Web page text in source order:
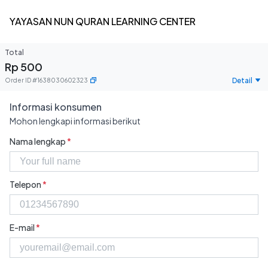
YAYASAN NUN QURAN LEARNING CENTER
Total
Rp 500
Order ID#1638030602323 Detail
Informasi konsumen
Mohon lengkapi informasi berikut
Nama lengkap*
Telepon*
E-mail*